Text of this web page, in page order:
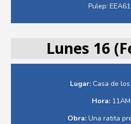
Pulep:
Lunes 16
Lugar: Casa de
Hora: 11AM
Obra: Una ratita